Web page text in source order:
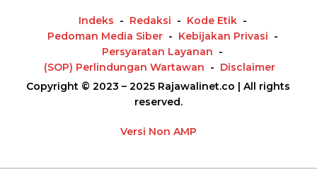
Indeks Redaksi
Kode Etik
Pedoman Media Siber
Kebijakan Privasi
Persyaratan Layanan
(SOP) Perlindungan Wartawan
Disclaimer
Copyright © 2023 – 2025 Rajawalinet.co | All rights
reserved.
Versi Non AMP